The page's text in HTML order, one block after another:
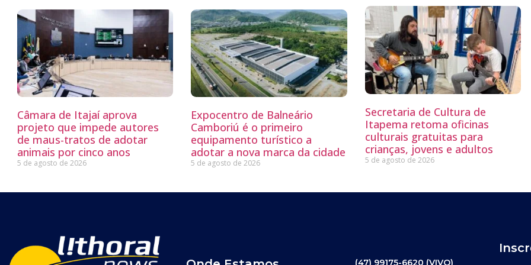
Câmara de Itajaí aprova
projeto que impede autores
de maus-tratos de adotar
animais por cinco anos
5 de agosto de 2026
Expocentro de Balneário
Camboriú é o primeiro
equipamento turístico a
adotar a nova marca da cidade
5 de agosto de 2026
Secretaria de Cultura de
Itapema retoma oficinas
culturais gratuitas para
crianças, jovens e adultos
5 de agosto de 2026
(47) 99175-6620 (VIVO)